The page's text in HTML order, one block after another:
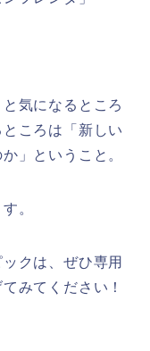
気になるところ
ころは「新しい
」ということ。
。
クは、ぜひ専用
みてください！